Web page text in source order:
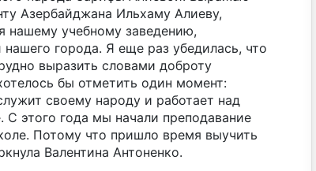
Азербайджана Ильхаму Алиеву,
нашему учебному заведению,
города. Я еще раз убедилась, что
выразить словами доброту
бы отметить один момент:
своему народу и работает над
этого года мы начали преподавание
Потому что пришло время выучить
Валентина Антоненко.